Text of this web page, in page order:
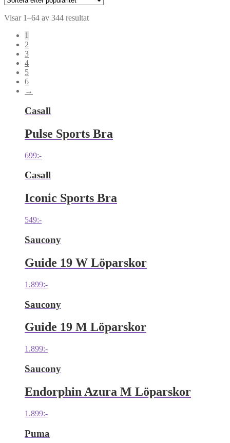
Visar 1–64 av 344 resultat
1
2
3
4
5
6
→
Casall
Pulse Sports Bra
699:-
Casall
Iconic Sports Bra
549:-
Saucony
Guide 19 W Löparskor
1.899:-
Saucony
Guide 19 M Löparskor
1.899:-
Saucony
Endorphin Azura M Löparskor
1.899:-
Puma